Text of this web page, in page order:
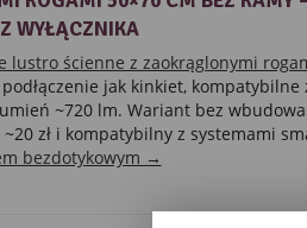
WYŁĄCZNIKA
lustro ścienne z zaokrąglonymi
jak kinkiet, kompatybilne
~720 lm. Wariant bez
zł i kompatybilny z systemami
bezdotykowym →